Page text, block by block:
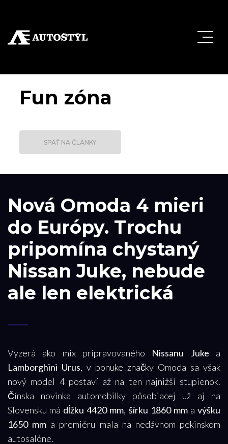
Fun zóna
SPÄŤ NA ČLÁNKY
Nová Omoda 4 mieri
do Európy. Trochu
pripomína chystaný
Nissan Juke, nebude
ale len elektrická
Vyzerá ako mix pripravovaného Nissanu Juke
a
Lamborghini Urus, v ponuke značky Omoda sa však
nový model 4 postaví až na ten najnižší stupienok.
Čínska novinka automobilky pôsobiacej už aj na
Slovensku má dĺžku 4420 mm, šírku 1860 mm avýšku
1650 mm a premiéru mala na nedávnom pekinskom
autosalóne.